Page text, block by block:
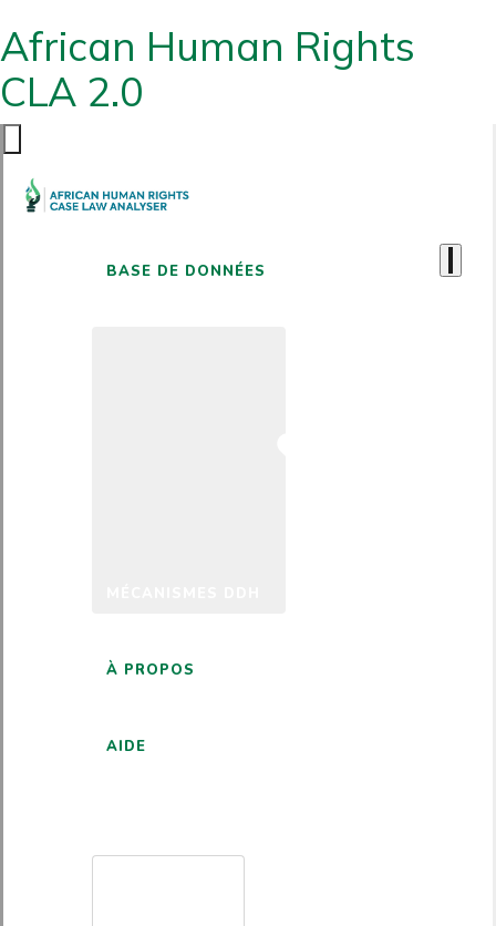
African Human Rights
CLA 2.0
BASE DE DONNÉES
À PROPOS
AIDE